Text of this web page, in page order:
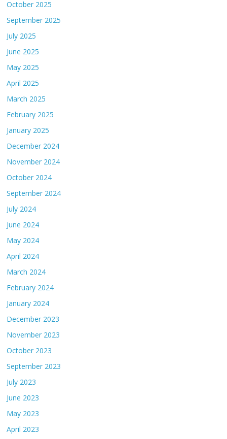
October 2025
September 2025
July 2025
June 2025
May 2025
April 2025
March 2025
February 2025
January 2025
December 2024
November 2024
October 2024
September 2024
July 2024
June 2024
May 2024
April 2024
March 2024
February 2024
January 2024
December 2023
November 2023
October 2023
September 2023
July 2023
June 2023
May 2023
April 2023